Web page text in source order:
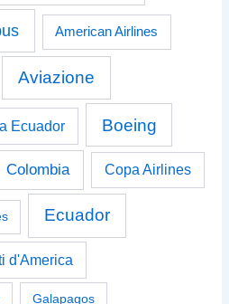
American Airlines
Aviazione
Ecuador Boeing
Colombia Copa Airlines
Ecuador
d'America
Galapagos